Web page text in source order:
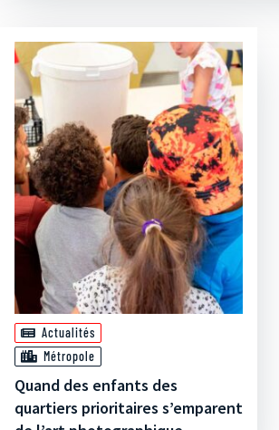
Actualités
Métropole
Quand des enfants des
quartiers prioritaires s’emparent